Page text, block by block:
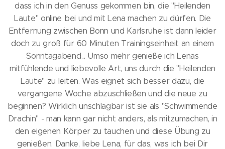
dass ich in den Genuss gekommen bin, die "Heilenden
Laute" online bei und mit Lena machen zu dürfen. Die
Entfernung zwischen Bonn und Karlsruhe ist dann leider
doch zu groß für 60 Minuten Trainingseinheit an einem
Sonntagabend... Umso mehr genieße ich Lenas
mitfühlende und liebevolle Art, uns durch die "Heilenden
Laute" zu leiten. Was eignet sich besser dazu, die
vergangene Woche abzuschließen und die neue zu
beginnen? Wirklich unschlagbar ist sie als "Schwimmende
Drachin" - man kann gar nicht anders, als mitzumachen, in
den eigenen Körper zu tauchen und diese Übung zu
genießen. Danke, liebe Lena, für das, was ich bei Dir